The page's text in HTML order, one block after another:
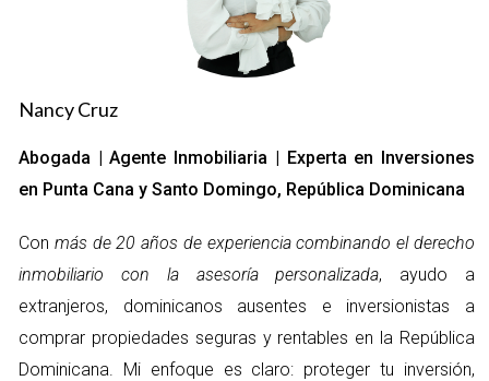
Mejorar tus posibilidades de obtener un alquiler.
Conseguir seguros más económicos.
Disfrutar de condiciones más favorables al negociar
Por tanto, mejorar tu score no solo es un asunto de números,
sino una forma de construir un futuro financiero sólido.
Factores que Influyen en el Score
Diversos aspectos pueden afectar tu score crediticio.
Comprender estos factores es vital para tomar decisiones
efectivas. Entre los principales se incluyen:
Historial de Pagos
Nancy Cruz
Abogada | Agente Inmobiliaria | Experta en Inversiones
en Punta Cana y Santo Domingo, República Dominicana
Con más de 20 años de experiencia combinando el derecho
inmobiliario con la asesoría personalizada, ayudo a
extranjeros, dominicanos ausentes e inversionistas a
comprar propiedades seguras y rentables en la República
Dominicana. Mi enfoque es claro: proteger tu inversión,